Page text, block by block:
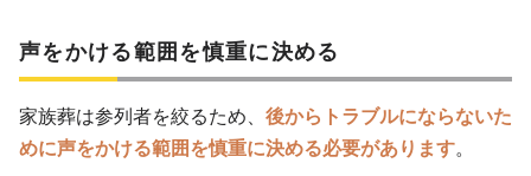
声をかける範囲を慎重に決める
家族葬は参列者を絞るため、 後からトラブルにならないた
めに声をかける範囲を慎重に決める必要があります。